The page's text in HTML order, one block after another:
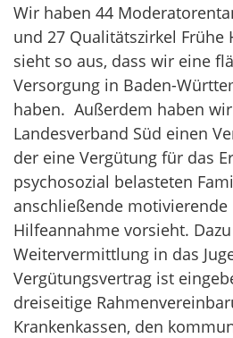
Wir haben 44
und 27 Qualitätszirkel Frühe
sieht so aus, dass wir eine
Versorgung in Baden-
haben. Außerdem haben
Landesverband Süd einen
der eine Vergütung für das
psychosozial belasteten
anschließende motivierende
Hilfeannahme vorsieht.
Weitervermittlung in das
Vergütungsvertrag ist
dreiseitige
Krankenkassen, den